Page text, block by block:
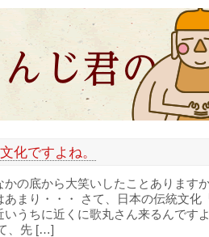
化ですよね。
かの底から大笑いしたことあります
あまり・・・ さて、日本の伝統文化
いうちに近くに歌丸さん来るんです
、先 […]